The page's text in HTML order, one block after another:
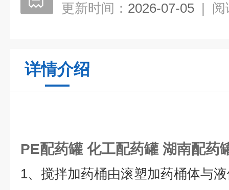
更新时间： 2026-07-05 | 阅
详情介绍
PE配药罐 化工配药罐湖南配药
1、搅拌加药桶由滚塑加药桶体与